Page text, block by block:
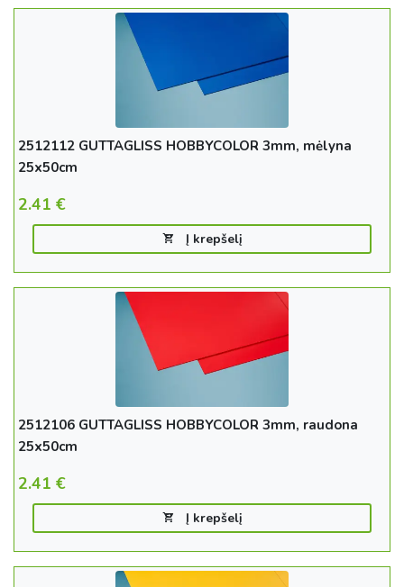
2512112 GUTTAGLISS HOBBYCOLOR 3mm, mėlyna
25x50cm
2.41 €
Į krepšelį
2512106 GUTTAGLISS HOBBYCOLOR 3mm, raudona
25x50cm
2.41 €
Į krepšelį